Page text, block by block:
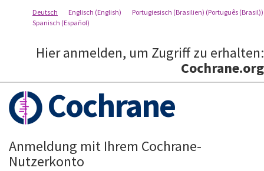
Deutsch Englisch (English)
Portugiesisch (Brasilien) (Português (Brasil))
Spanisch (Español)
Hier anmelden, um Zugriff zu erhalten:
Cochrane.org
Cochrane
Anmeldung mit Ihrem Cochrane-
Nutzerkonto